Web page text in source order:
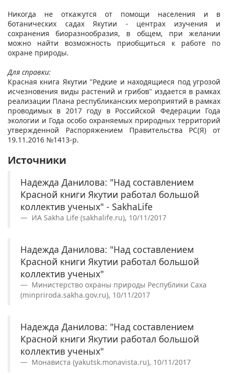
Никогда не откажутся от помощи населения и в
ботанических садах Якутии - центрах изучения и
сохранения биоразнообразия, в общем, при желании
можно найти возможность приобщиться к работе по
охране природы.
Для справки:
Красная книга Якутии "Редкие и находящиеся под угрозой
исчезновения виды растений и грибов" издается в рамках
реализации Плана республиканских мероприятий в рамках
проводимых в 2017 году в Российской Федерации Года
экологии и Года особо охраняемых природных территорий
утвержденной Распоряжением Правительства РС(Я) от
19.11.2016 №1413-р.
Источники
Надежда Данилова: "Над составлением
Красной книги Якутии работал большой
коллектив ученых" - SakhaLife
ИА Sakha Life (sakhalife.ru), 10/11/2017
Надежда Данилова: "Над составлением
Красной книги Якутии работал большой
коллектив ученых"
Министерство охраны природы Республики Саха
(minpriroda.sakha.gov.ru), 10/11/2017
Надежда Данилова: "Над составлением
Красной книги Якутии работал большой
коллектив ученых"
Монависта (yakutsk.monavista.ru), 10/11/2017